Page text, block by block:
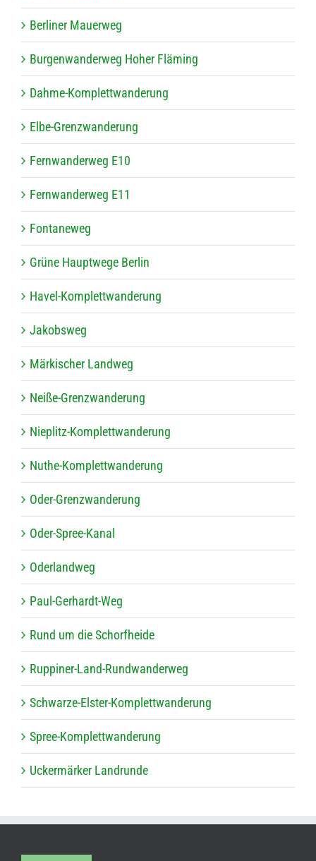
Ber­li­ner Mauerweg
Bur­gen­wan­der­weg Hoher Fläming
Dahme-Kom­plett­wan­de­rung
Elbe-Grenz­wan­de­rung
Fern­wan­der­weg E10
Fern­wan­der­weg E11
Fon­ta­ne­weg
Grüne Haupt­wege Berlin
Havel-Kom­plett­wan­de­rung
Jakobs­weg
Mär­ki­scher Landweg
Neiße-Grenz­wan­de­rung
Nie­plitz-Kom­plett­wan­de­rung
Nuthe-Kom­plett­wan­de­rung
Oder-Grenz­wan­de­rung
Oder-Spree-Kanal
Oder­land­weg
Paul-Ger­hardt-Weg
Rund um die Schorfheide
Rup­pi­ner-Land-Rund­wan­der­weg
Schwarze-Els­ter-Kom­plett­wan­de­rung
Spree-Kom­plett­wan­de­rung
Ucker­mär­ker Landrunde